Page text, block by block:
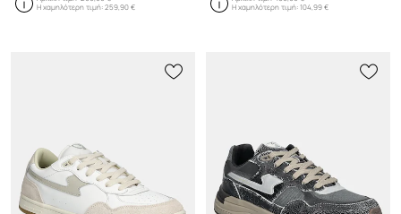
Η χαμηλότερη τιμή:259,90 €
Η χαμηλότερη τιμή:104,99 €